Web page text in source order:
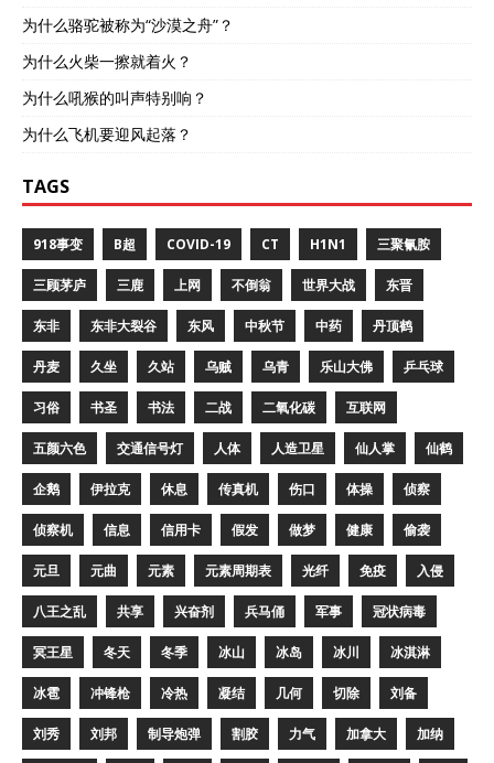
为什么骆驼被称为“沙漠之舟”？
为什么火柴一擦就着火？
为什么吼猴的叫声特别响？
为什么飞机要迎风起落？
TAGS
918事变 B超 COVID-19 CT H1N1 三聚氰胺
三顾茅庐 三鹿 上网 不倒翁 世界大战 东晋
东非 东非大裂谷 东风 中秋节 中药 丹顶鹤
丹麦 久坐 久站 乌贼 乌青 乐山大佛 乒乓球
习俗 书圣 书法 二战 二氧化碳 互联网
五颜六色 交通信号灯 人体 人造卫星 仙人掌 仙鹤
企鹅 伊拉克 休息 传真机 伤口 体操 侦察
侦察机 信息 信用卡 假发 做梦 健康 偷袭
元旦 元曲 元素 元素周期表 光纤 免疫 入侵
八王之乱 共享 兴奋剂 兵马俑 军事 冠状病毒
冥王星 冬天 冬季 冰山 冰岛 冰川 冰淇淋
冰雹 冲锋枪 冷热 凝结 几何 切除 刘备
刘秀 刘邦 制导炮弹 割胶 力气 加拿大 加纳